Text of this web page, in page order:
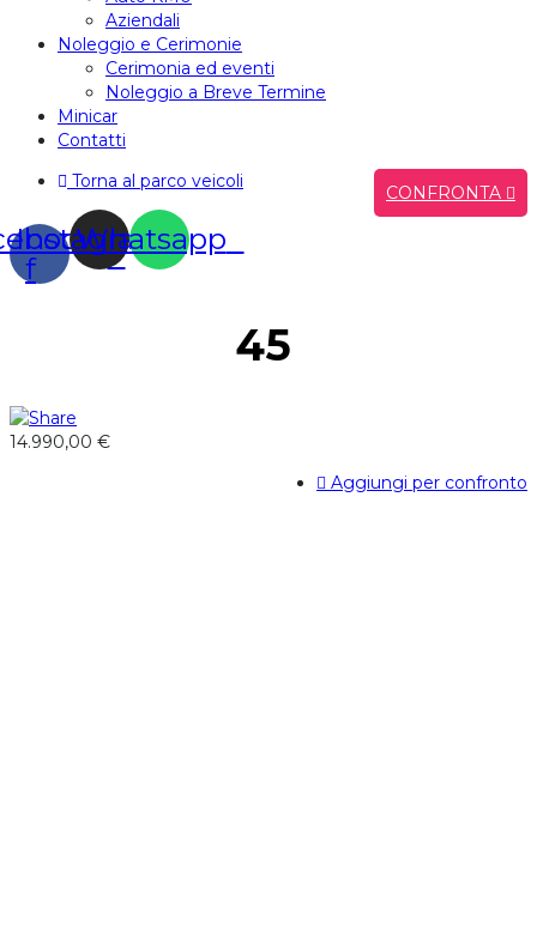
Aziendali
Noleggio e Cerimonie
Cerimonia ed eventi
Noleggio a Breve Termine
Minicar
Contatti
CONFRONTA
Torna al parco veicoli
f
Instagram
Whatsapp
45
14.990,00 €
Aggiungi per confronto